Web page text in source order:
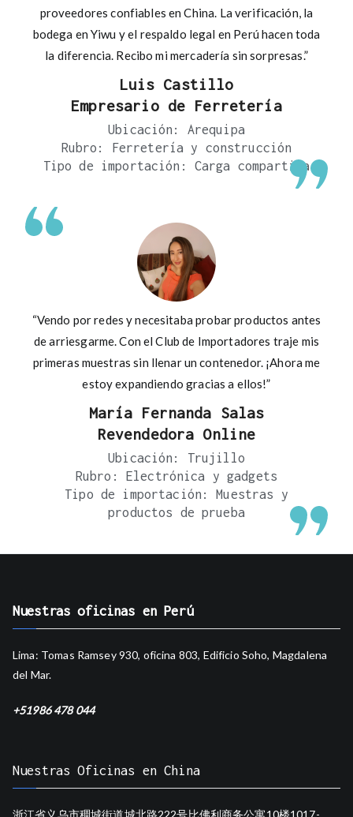
proveedores confiables en China. La verificación, la
bodega en Yiwu y el respaldo legal en Perú hacen toda
la diferencia. Recibo mi mercadería sin sorpresas.”
Luis Castillo
Empresario de Ferretería
Ubicación: Arequipa
Rubro: Ferretería y construcción
Tipo de importación: Carga compartida
“Vendo por redes y necesitaba probar productos antes
de arriesgarme. Con el Club de Importadores traje mis
primeras muestras sin llenar un contenedor. ¡Ahora me
estoy expandiendo gracias a ellos!”
María Fernanda Salas
Revendedora Online
Ubicación: Trujillo
Rubro: Electrónica y gadgets
Tipo de importación: Muestras y
productos de prueba
Nuestras oficinas en Perú
Lima: Tomas Ramsey 930, oficina 803, Edificio Soho, Magdalena
del Mar.
+51986 478 044
Nuestras Oficinas en China